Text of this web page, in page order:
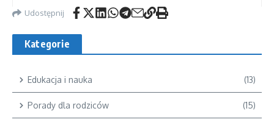
Udostępnij
Kategorie
Edukacja i nauka (13)
Porady dla rodziców (15)